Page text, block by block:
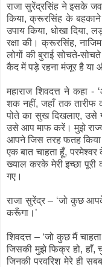
राजा सुरेंद्रसिंह ने इसके
किया, क्रूरसिंह के
उपाय किया, धोखा दिया,
रक्षा की। क्रूरसिंह,
लोगों की बुराई सोचते-
कैद में पड़े रहना मंजूर है या
महाराज शिवदत्त ने कहा -
शक नहीं, जहाँ तक
पोते का सुख दिखलाए,
उसे आप माफ करें। मुझे
आपने जिस तरह फतह
एक बात चाहता हूँ, परमेश्वर
ख्याल करके मेरी इच्छा
गए।
राजा सुरेंद्र – ‘जो कुछ
करूँगा।’
शिवदत्त – ‘जो कुछ मैं
जिसकी मुझे फिक्र हो, हाँ,
जिनकी परवरिश मेरे ही